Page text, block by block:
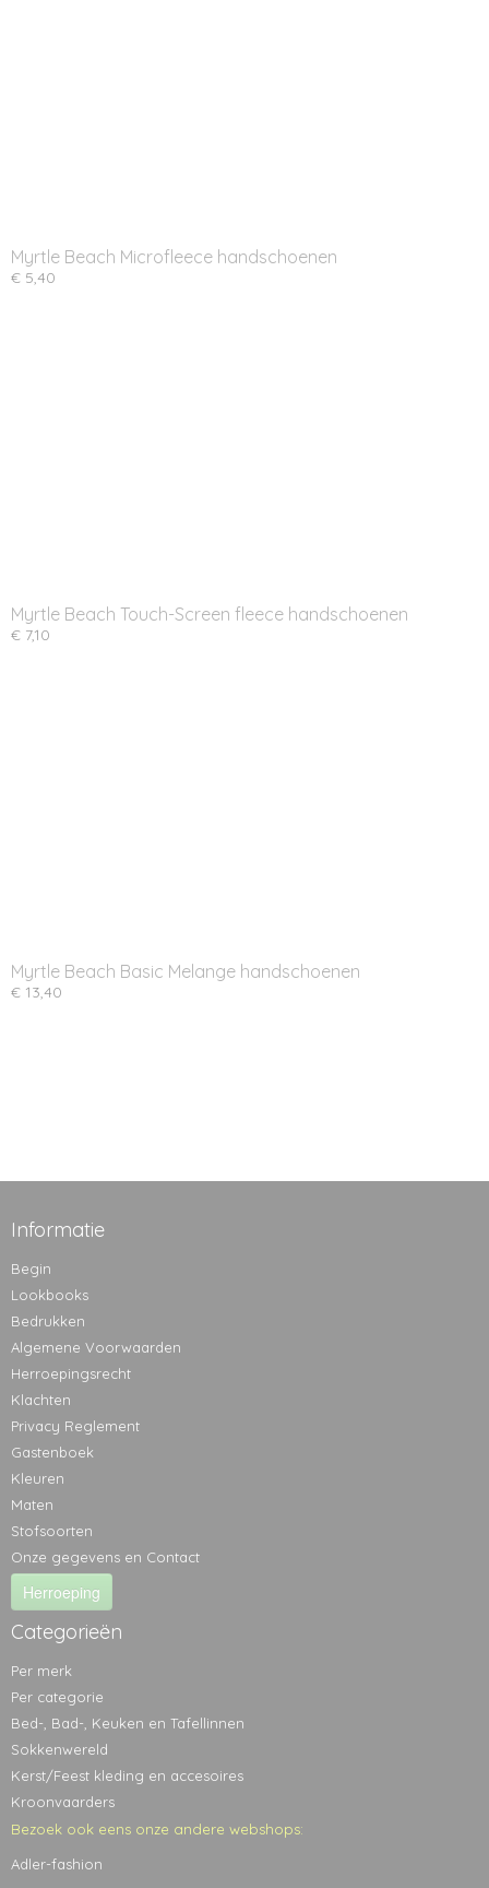
Myrtle Beach Microfleece handschoenen
€ 5,40
Myrtle Beach Touch-Screen fleece handschoenen
€ 7,10
Myrtle Beach Basic Melange handschoenen
€ 13,40
Informatie
Begin
Lookbooks
Bedrukken
Algemene Voorwaarden
Herroepingsrecht
Klachten
Privacy Reglement
Gastenboek
Kleuren
Maten
Stofsoorten
Onze gegevens en Contact
Herroeping
Categorieën
Per merk
Per categorie
Bed-, Bad-, Keuken en Tafellinnen
Sokkenwereld
Kerst/Feest kleding en accesoires
Kroonvaarders
Bezoek ook eens onze andere webshops:
Adler-fashion